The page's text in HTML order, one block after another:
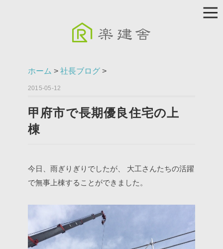
ホーム > 社長ブログ >
2015-05-12
甲府市で長期優良住宅の上
棟
今日、雨ぎりぎりでしたが、
大工さんたちの活躍
で無事上棟することができました。